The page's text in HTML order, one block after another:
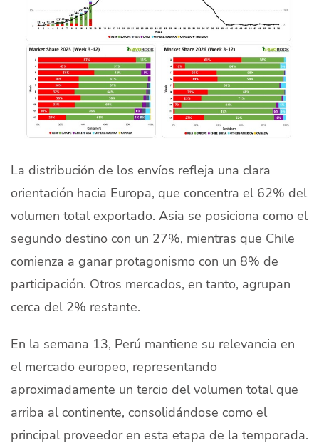
La distribución de los envíos refleja una clara
orientación hacia Europa, que concentra el 62% del
volumen total exportado. Asia se posiciona como el
segundo destino con un 27%, mientras que Chile
comienza a ganar protagonismo con un 8% de
participación. Otros mercados, en tanto, agrupan
cerca del 2% restante.
En la semana 13, Perú mantiene su relevancia en
el mercado europeo, representando
aproximadamente un tercio del volumen total que
arriba al continente, consolidándose como el
principal proveedor en esta etapa de la temporada.